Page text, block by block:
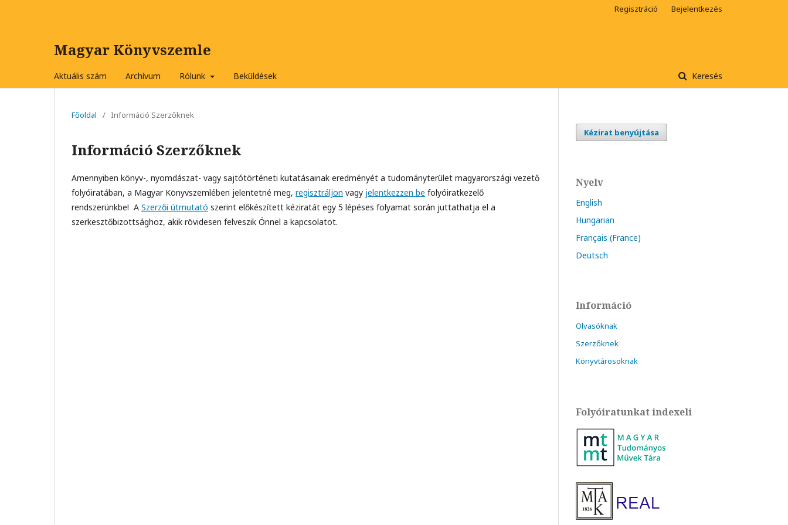
Magyar Könyvszemle
Aktuális szám Archívum Rólunk Beküldések Keresés
Regisztráció Bejelentkezés
Főoldal / Információ Szerzőknek
Információ Szerzőknek
Amennyiben könyv-, nyomdászat- vagy sajtótörténeti kutatásainak eredményét a tudományterület magyarországi vezető
folyóiratában, a Magyar Könyvszemlében jelentetné meg, regisztráljon vagy jelentkezzen be folyóiratkezelő
rendszerünkbe! A Szerzői útmutató szerint előkészített kéziratát egy 5 lépéses folyamat során juttathatja el a
szerkesztőbizottsághoz, akik rövidesen felveszik Önnel a kapcsolatot.
Kézirat benyújtása
Nyelv
English
Hungarian
Français (France)
Deutsch
Információ
Olvasóknak
Szerzőknek
Könyvtárosoknak
Folyóiratunkat indexeli